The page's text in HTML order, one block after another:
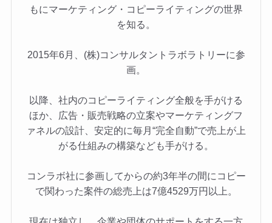
もにマーケティング・コピーライティングの世界
を知る。
2015年6月、(株)コンサルタントラボラトリーに参
画。
以降、社内のコピーライティング全般を手がける
ほか、広告・販売戦略の立案やマーケティングフ
ァネルの設計、安定的に毎月“完全自動”で売上が上
がる仕組みの構築なども手がける。
コンラボ社に参画してからの約3年半の間にコピー
で関わった案件の総売上は7億4529万円以上。